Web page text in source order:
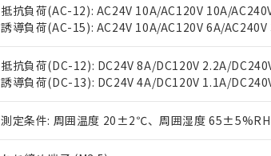
抵抗負荷(AC-12): AC24V 10A/AC120V 10A/
誘導負荷(AC-15): AC24V 10A/AC120V 6A/
抵抗負荷(DC-12): DC24V 8A/DC120V 2.2A/
誘導負荷(DC-13): DC24V 4A/DC120V 1.1A/
測定条件: 周囲温度 20±2℃、周囲湿度
本サービスは、当社制御機器事業取扱商
くものです。
当社制御機器事業取扱商品の中には、本
のであり、閲覧された時点での実際の在
い。
正式な納期状況および標準価格はお客様
当社販売員にご相談ください。
オムロン制御機器販売店や当社販売拠点
*EU RoHS指令（10物質）：
鉛(Pb) 1000ppm以下、 水銀(Hg) 1000ppm以下、 カドミウ
六価クロム(Cr(Ⅵ)) 1000ppm以下、ポリ臭化ビフェニル類
但し、RoHS指令で産業用監視および制御機器に対する適用除
フタル酸エステル類の４物質については閾値を超える意図的
※2 対応予定月
「－」：未確認です。当社販売部門へお問い合
*中国RoHS10物質の基準値 (GB/T26572)：
Pb(鉛) :1000ppm、 Hg(水銀) : 1000ppm、 Cd(カドミウム) :
Cr(Ⅵ)(六価クロム) : 1000ppm、 PBBs(ポリ臭化ビフェニル
DBP(フタル酸ジブチル) : 1000ppm、 DIBP(フタル酸ジイソ
DEHP(フタル酸ビス(2-エチルヘキシル)) : 1000ppm
※2 環境保護使用期限
当社は、これら貴社製品のうち、外国為
う）を輸出または国外への提供する場合
当社は規制貨物を破棄する場合は、完全
ます。
当社は貴社製品を、核兵器、ミサイル、
当社は、貴社製品を第三者に販売する場
また当社は、販売先および販売に係わる
記
号
説明
○ 一定数以上の在庫あり
△ 一定数には満たないが在庫あり